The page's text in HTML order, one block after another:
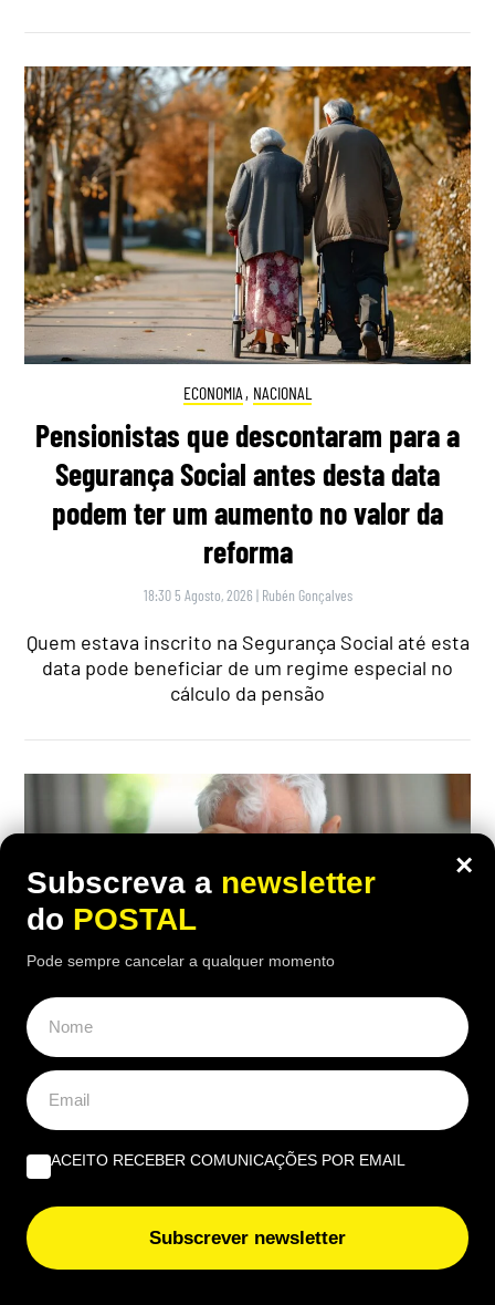
ECONOMIA , NACIONAL
Pensionistas que descontaram para a
Segurança Social antes desta data
podem ter um aumento no valor da
reforma
18:30 5 Agosto, 2026 | Rubén Gonçalves
Quem estava inscrito na Segurança Social até esta
data pode beneficiar de um regime especial no
cálculo da pensão
Carpinteiro reformado de 91 anos com
incapacidade vê Segurança Social
recusar-lhe subida da pensão de 850€
para 1.547€: caso foi ‘parar’ a tribunal
×
Subscreva a newsletter
do POSTAL
Pode sempre cancelar a qualquer momento
ACEITO RECEBER COMUNICAÇÕES POR EMAIL
Subscrever newsletter